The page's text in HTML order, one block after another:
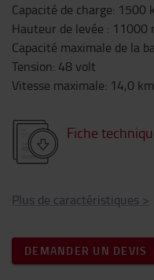
Capacité de charge: 1500
Hauteur de levée : 11000
Capacité maximale de la
Tension: 48 volt
Vitesse maximale: 14,0
Fiche
Plus de caractéristiques >
DEMANDER UN DEVIS